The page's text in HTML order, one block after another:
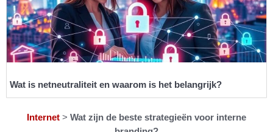
Wat is netneutraliteit en waarom is het belangrijk?
Internet > Wat zijn de beste strategieën voor interne